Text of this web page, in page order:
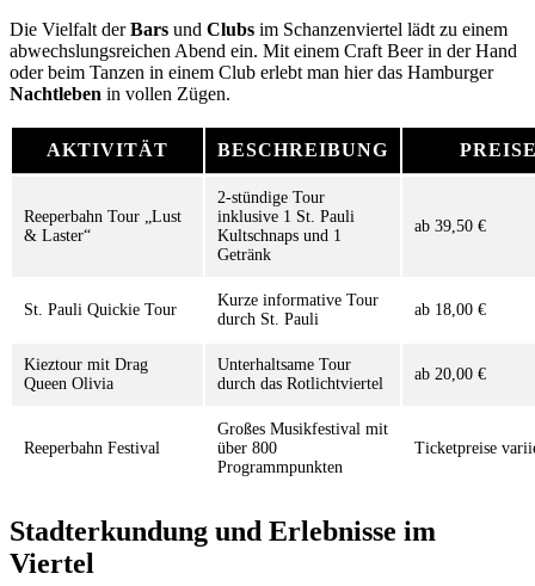
Die Vielfalt derBars und Clubs im Schanzenviertel lädt zu einem
abwechslungsreichen Abend ein. Mit einem Craft Beer in der Hand
oder beim Tanzen in einem Club erlebt man hier das Hamburger
Nachtleben in vollen Zügen.
AKTIVITÄT BESCHREIBUNG
Reeperbahn Tour „Lust
& Laster“
2-stündige Tour
inklusive 1 St. Pauli
Kultschnaps und 1
Getränk
ab 39,50 €
St. Pauli Quickie Tour
Kurze informative Tour
durch St. Pauli
ab 18,00 €
Kieztour mit Drag
Queen Olivia
Unterhaltsame Tour
durch das Rotlichtviertel
ab 20,00 €
Reeperbahn Festival
Großes Musikfestival mit
über 800
Programmpunkten
Ticketpreise
Stadterkundung und Erlebnisse im
Viertel